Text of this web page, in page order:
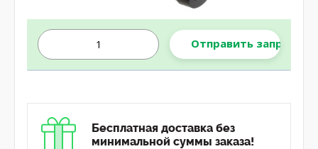
Отправить запрос
Бесплатная доставка без
минимальной суммы заказа!